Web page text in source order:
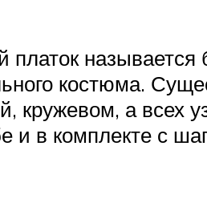
платок
костюма.
кружевом, а всех
и в комплекте с